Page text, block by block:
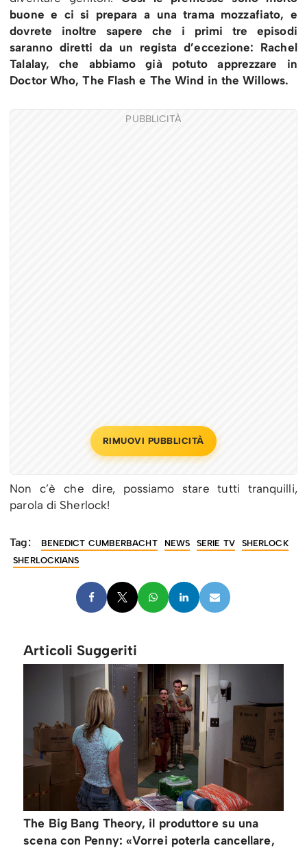
buone e ci si prepara a una trama mozzafiato, e
dovrete inoltre sapere che i primi tre episodi
saranno diretti da un regista d’eccezione: Rachel
Talalay, che abbiamo già potuto apprezzare in
Doctor Who, The Flash e The Wind in the Willows.
PUBBLICITÀ
RIMUOVI PUBBLICITÀ
Non c’è che dire, possiamo stare tutti tranquilli,
parola di Sherlock!
Tag: BENEDICT CUMBERBACHT NEWS SERIE TV
SHERLOCK
SHERLOCKIANS
Articoli Suggeriti
The Big Bang Theory, il produttore su una
scena con Penny: «Vorrei poterla cancellare,